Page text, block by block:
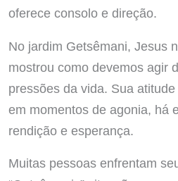
oferece consolo e direção.
No jardim Getsêmani, Jesus
mostrou como devemos agir
pressões da vida. Sua
em momentos de agonia, há
rendição e esperança.
Muitas pessoas enfrentam